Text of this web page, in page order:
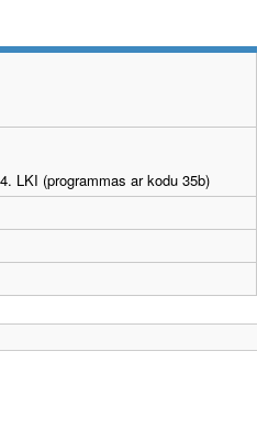
LKI (programmas ar kodu 35b)